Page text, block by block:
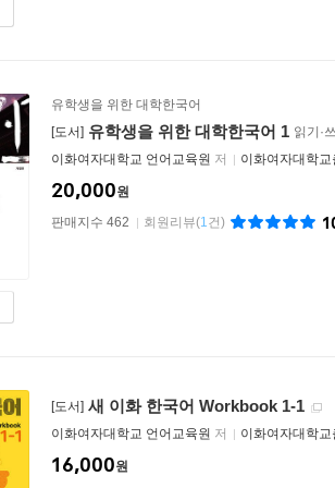
유학생을 위한 대학한국어
[도서] 유학생을 위한 대학한국어 1 읽기·
이화여자대학교 언어교육원 저 이화여자대학교
20,000원
판매지수 462
회원리뷰(1건)
[도서] 새 이화 한국어 Workbook 1-1
이화여자대학교 언어교육원 저 이화여자대학교
16,000원